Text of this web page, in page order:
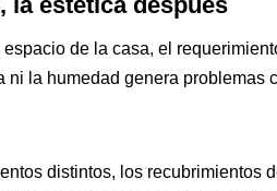
de la casa, el
la humedad genera problemas
distintos, los recubrimientos